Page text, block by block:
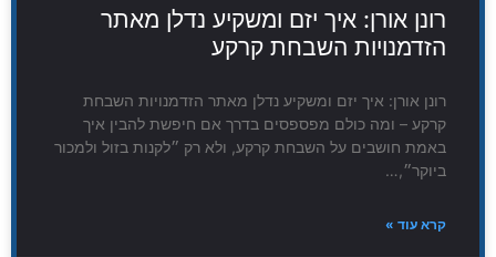
רונן אורן: איך יזם ומשקיע נדלן מאתר
הזדמנויות השבחת קרקע
רונן אורן: איך יזם ומשקיע נדלן מאתר הזדמנויות השבחת
קרקע – ומה כולם מפספסים בדרך אם חיפשת להבין איך
באמת חושבים על השבחת קרקע, ולא רק ״לקנות בזול ולמכור
ביוקר״,…
קרא עוד »